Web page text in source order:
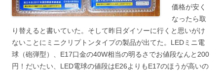
価格が安く
なったら取
り替えると書いていた。そして昨日ダイソーに行くと思いがけ
ないことにミニクリプトンタイプの製品が出てた。LEDミニ電
球（砲弾型）、E17口金の40W相当の明るさでお値段なんと200
円！だいたい、LED電球の値段はE26よりもE17のほうが高いの